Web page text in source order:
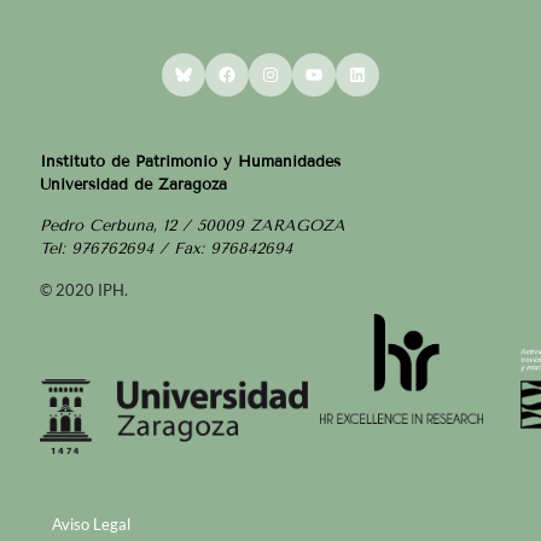
BlueskyFacebookInstagram
YouTubeLinkedIn
Instituto de Patrimonio y Humanidades
Universidad de Zaragoza
Pedro Cerbuna, 12 / 50009 ZARAGOZA
Tel: 976762694 / Fax: 976842694
© 2020 IPH.
Aviso Legal